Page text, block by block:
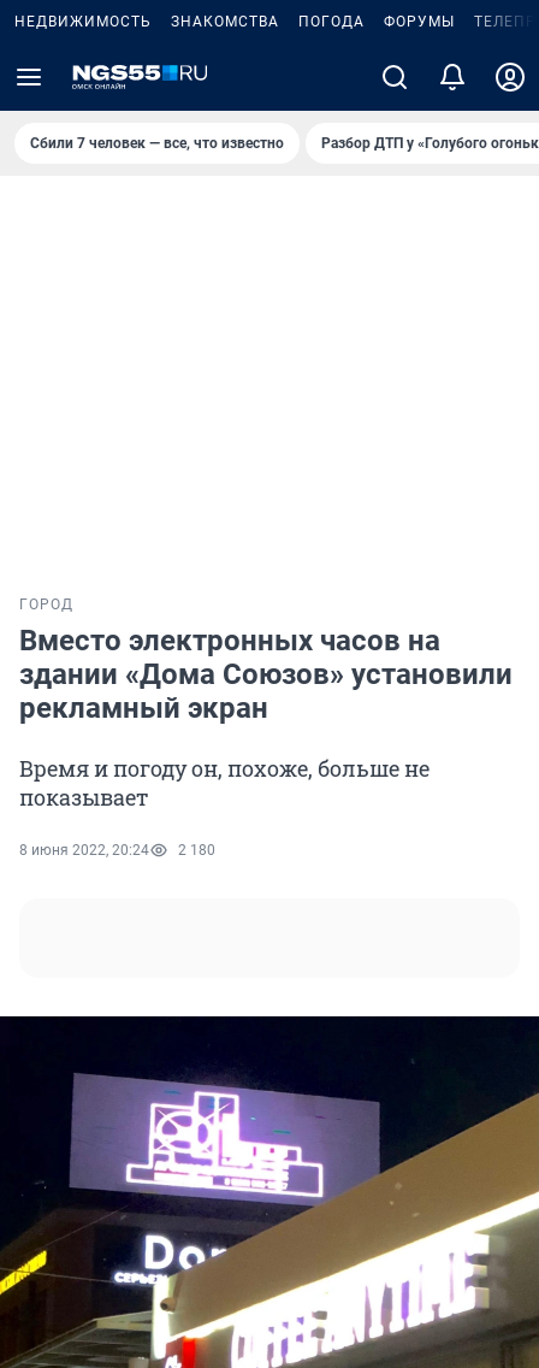
НЕДВИЖИМОСТЬ ЗНАКОМСТВА ПОГОДА ФОРУМЫ
Сбили 7 человек — все, что известно Разбор ДТП у «Голубого
ГОРОД
Вместо электронных часов на
здании «Дома Союзов» установили
рекламный экран
Время и погоду он, похоже, больше не
показывает
8 июня 2022, 20:24 2 180